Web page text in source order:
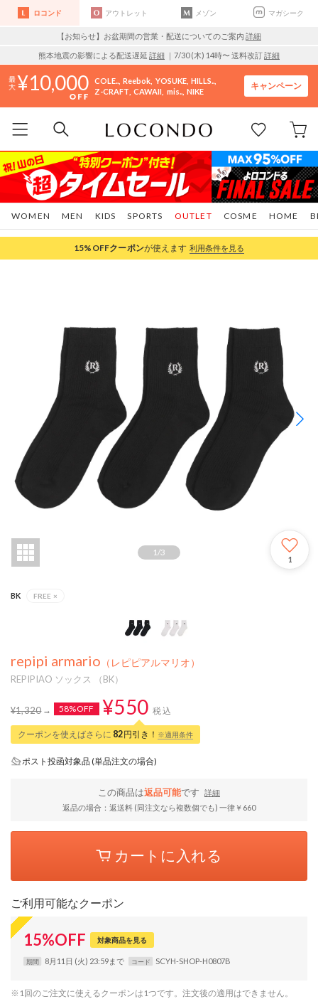
ロコンド アウトレット メゾン マガシーク
【お知らせ】お盆期間の営業・配送についてのご案内 詳細
熊本地震の影響による配送遅延 詳細 ｜7/30 (木) 14時〜 送料改訂詳細
10,000 COLE.. Reebok YOSUKE HILLS..
Z-CRAFT CAWAII mis.. NIKE
キャンペーン
WOMEN MEN KIDS SPORTS COSME HOME
OUTLET
15%OFFクーポンが使えます 利用条件を見る
1 /3
1
BK FREE ×
repipi armario （レピピアルマリオ）
REPIPIAO ソックス （BK）
¥1,320 58%OFF ¥550 税込
クーポンを使えばさらに 82円引き！ ※適用条件
ポスト投函対象品 (単品注文の場合)
この商品は返品可能です
詳細
返品の場合：返送料 (同注文なら複数個でも) 一律￥660
カートに入れる
ご利用可能なクーポン
15%OFF 対象商品を見る
期間 8月11日 (火) 23:59まで コード SCYH-SHOP-H0807B
※1回のご注文に使えるクーポンは1つです。注文後の適用はできません。